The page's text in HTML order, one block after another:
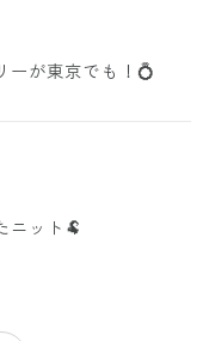
ーが東京でも！💍
ニット🐏